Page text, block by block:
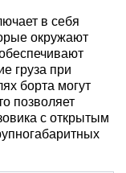
в себя
окружают
груза при
борта могут
позволяет
с открытым